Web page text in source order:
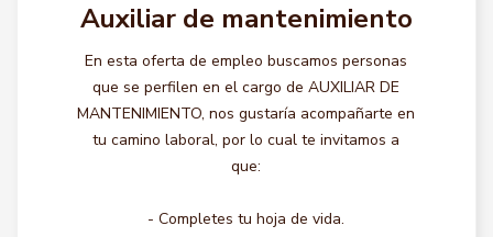
Auxiliar de mantenimiento
En esta oferta de empleo buscamos personas
que se perfilen en el cargo de AUXILIAR DE
MANTENIMIENTO, nos gustaría acompañarte en
tu camino laboral, por lo cual te invitamos a
que:
- Completes tu hoja de vida.